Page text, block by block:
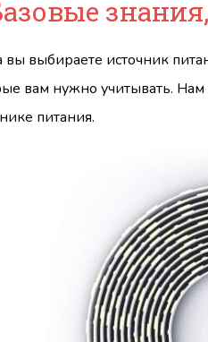
вы выбираете источник
вам нужно учитывать.
питания.